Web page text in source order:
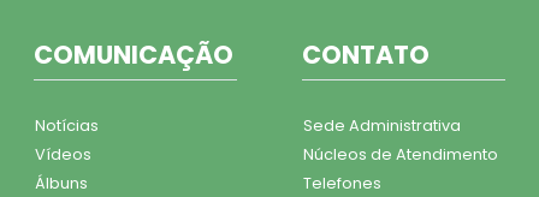
COMUNICAÇÃO
Notícias
Vídeos
Álbuns
CONTATO
Sede Administrativa
Núcleos de Atendimento
Telefones